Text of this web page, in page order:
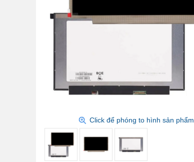
Click để phóng to hình sản phẩm